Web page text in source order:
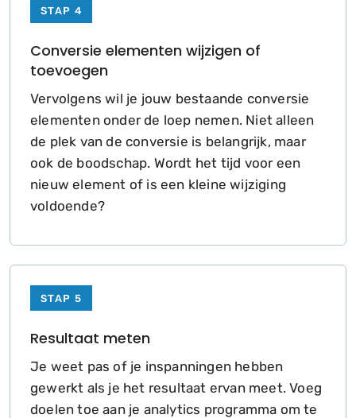
STAP 4
Conversie elementen wijzigen of
toevoegen
Vervolgens wil je jouw bestaande conversie
elementen onder de loep nemen. Niet alleen
de plek van de conversie is belangrijk, maar
ook de boodschap. Wordt het tijd voor een
nieuw element of is een kleine wijziging
voldoende?
STAP 5
Resultaat meten
Je weet pas of je inspanningen hebben
gewerkt als je het resultaat ervan meet. Voeg
doelen toe aan je analytics programma om te